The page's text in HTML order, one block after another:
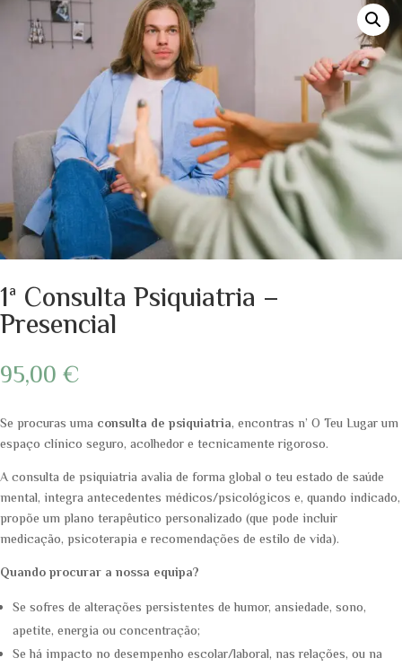
1ª Consulta Psiquiatria –
Presencial
95,00 €
Se procuras uma consulta de psiquiatria, encontras n’ O Teu Lugar um
espaço clínico seguro, acolhedor e tecnicamente rigoroso.
A consulta de psiquiatria avalia de forma global o teu estado de saúde
mental, integra antecedentes médicos/psicológicos e, quando indicado,
propõe um plano terapêutico personalizado (que pode incluir
medicação, psicoterapia e recomendações de estilo de vida).
Quando procurar a nossa equipa?
Se sofres de alterações persistentes de humor, ansiedade, sono,
apetite, energia ou concentração;
Se há impacto no desempenho escolar/laboral, nas relações, ou na